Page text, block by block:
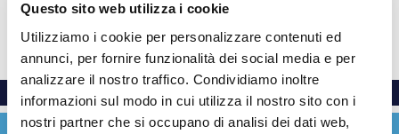
Questo sito web utilizza i cookie
Utilizziamo i cookie per personalizzare contenuti ed
annunci, per fornire funzionalità dei social media e per
analizzare il nostro traffico. Condividiamo inoltre
informazioni sul modo in cui utilizza il nostro sito con i
nostri partner che si occupano di analisi dei dati web,
Divieti di Circolazione dei
Mezzi Pesanti
Divieti di Circolazione dei
Mezzi Pesanti